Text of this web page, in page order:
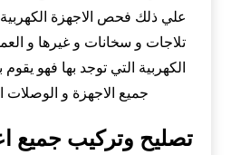
علي ذلك فحص الاجهزة
تلاجات و سخانات و غيرها و
الكهربية التي توجد بها فهو
جميع الاجهزة و الوصلات
تصليح وتركيب جميع